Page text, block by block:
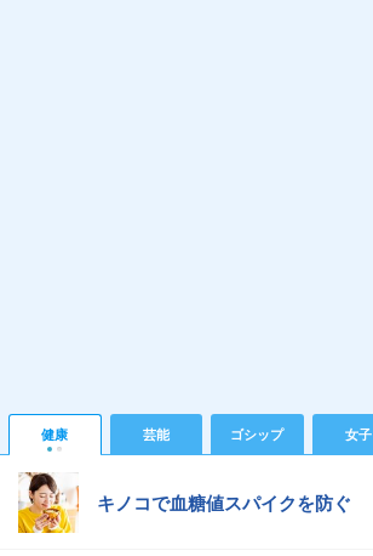
健康 芸能 ゴシップ 女子
キノコで血糖値スパイクを防ぐ